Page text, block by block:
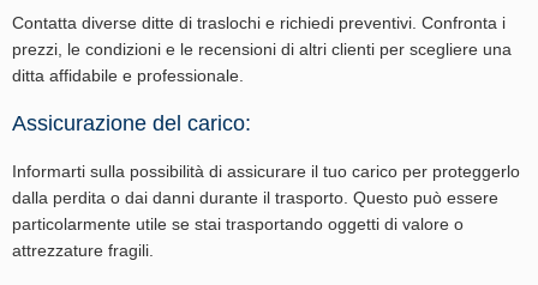
Contatta diverse ditte di traslochi e richiedi preventivi. Confronta i
prezzi, le condizioni e le recensioni di altri clienti per scegliere una
ditta affidabile e professionale.
Assicurazione del carico:
Informarti sulla possibilità di assicurare il tuo carico per proteggerlo
dalla perdita o dai danni durante il trasporto. Questo può essere
particolarmente utile se stai trasportando oggetti di valore o
attrezzature fragili.